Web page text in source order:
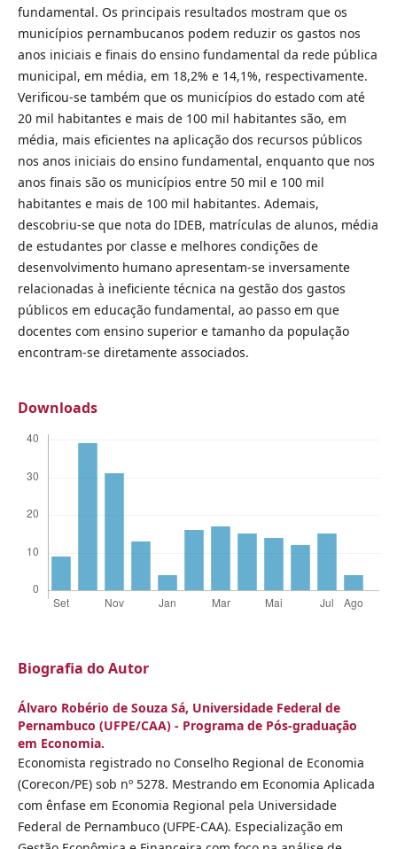
fundamental. Os principais resultados mostram que os
municípios pernambucanos podem reduzir os gastos nos
anos iniciais e finais do ensino fundamental da rede pública
municipal, em média, em 18,2% e 14,1%, respectivamente.
Verificou-se também que os municípios do estado com até
20 mil habitantes e mais de 100 mil habitantes são, em
média, mais eficientes na aplicação dos recursos públicos
nos anos iniciais do ensino fundamental, enquanto que nos
anos finais são os municípios entre 50 mil e 100 mil
habitantes e mais de 100 mil habitantes. Ademais,
descobriu-se que nota do IDEB, matrículas de alunos, média
de estudantes por classe e melhores condições de
desenvolvimento humano apresentam-se inversamente
relacionadas à ineficiente técnica na gestão dos gastos
públicos em educação fundamental, ao passo em que
docentes com ensino superior e tamanho da população
encontram-se diretamente associados.
Downloads
Biografia do Autor
Álvaro Robério de Souza Sá, Universidade Federal de
Pernambuco (UFPE/CAA) - Programa de Pós-graduação
em Economia.
Economista registrado no Conselho Regional de Economia
(Corecon/PE) sob nº 5278. Mestrando em Economia Aplicada
com ênfase em Economia Regional pela Universidade
Federal de Pernambuco (UFPE-CAA). Especialização em